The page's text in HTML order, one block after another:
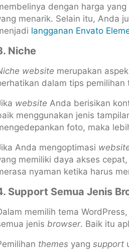
dengan harga
menarik. Selain itu, Anda
langganan Envato
Niche
website merupakan
dalam tips pemilihan
website Anda berisikan
menggunakan jenis
foto, maka
Anda mengoptimasi
memiliki daya akses cepat,
nyaman ketika harus
Support Semua Jenis
memilih tema
jenis browser. Baik itu
themes yang support